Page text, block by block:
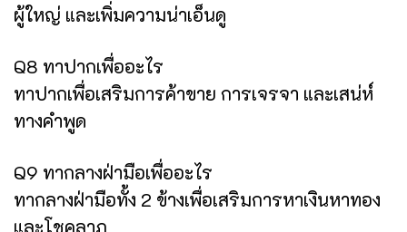
ผู้ใหญ่ และเพิ่มความน่าเอ็นดู
Q8 ทาปากเพื่ออะไร
ทาปากเพื่อเสริมการค้าขาย การเจรจา และเสน่ห์
ทางคำพูด
Q9 ทากลางฝ่ามือเพื่ออะไร
ทากลางฝ่ามือทั้ง 2 ข้างเพื่อเสริมการหาเงินหาทอง
และโชคลาภ